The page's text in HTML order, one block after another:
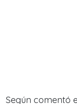
Según comentó